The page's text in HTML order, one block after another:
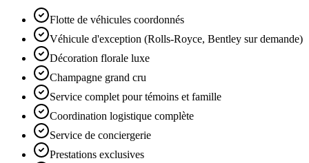
Flotte de véhicules coordonnés
Véhicule d'exception (Rolls-Royce, Bentley sur demande)
Décoration florale luxe
Champagne grand cru
Service complet pour témoins et famille
Coordination logistique complète
Service de conciergerie
Prestations exclusives